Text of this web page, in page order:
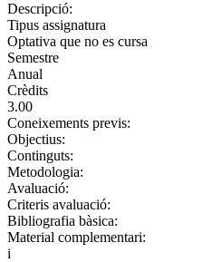
Descripció:
Tipus assignatura
Optativa que no es cursa
Semestre
Anual
Crèdits
3.00
Coneixements previs:
Objectius:
Continguts:
Metodologia:
Avaluació:
Criteris avaluació:
Bibliografia bàsica:
Material complementari:
i